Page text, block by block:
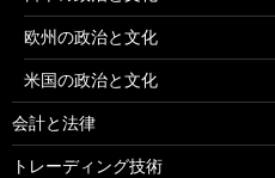
欧州の政治と文化
米国の政治と文化
会計と法律
トレーディング技術